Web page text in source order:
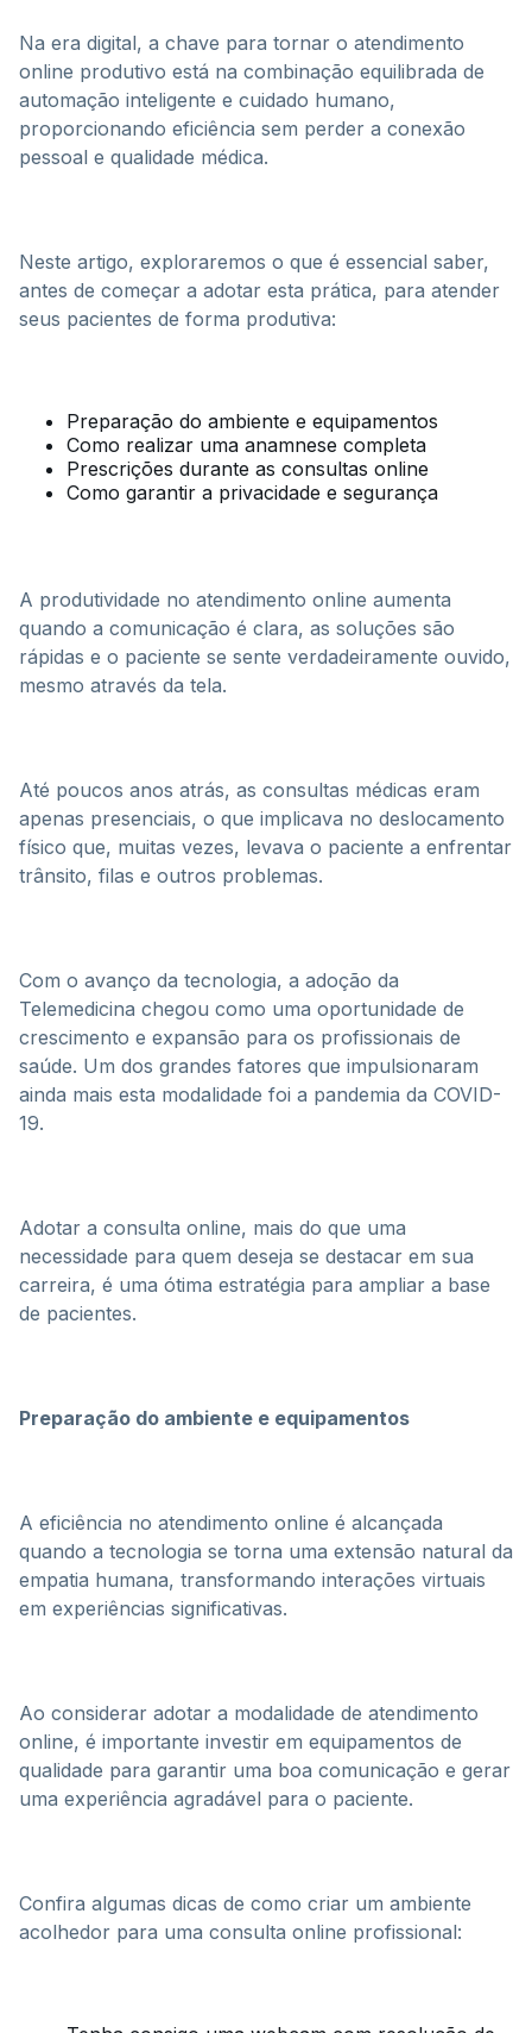
Na era digital, a chave para tornar o atendimento
online produtivo está na combinação equilibrada de
automação inteligente e cuidado humano,
proporcionando eficiência sem perder a conexão
pessoal e qualidade médica.
Neste artigo, exploraremos o que é essencial saber,
antes de começar a adotar esta prática, para atender
seus pacientes de forma produtiva:
Preparação do ambiente e equipamentos
Como realizar uma anamnese completa
Prescrições durante as consultas online
Como garantir a privacidade e segurança
A produtividade no atendimento online aumenta
quando a comunicação é clara, as soluções são
rápidas e o paciente se sente verdadeiramente ouvido,
mesmo através da tela.
Até poucos anos atrás, as consultas médicas eram
apenas presenciais, o que implicava no deslocamento
físico que, muitas vezes, levava o paciente a enfrentar
trânsito, filas e outros problemas.
Com o avanço da tecnologia, a adoção da
Telemedicina chegou como uma oportunidade de
crescimento e expansão para os profissionais de
saúde. Um dos grandes fatores que impulsionaram
ainda mais esta modalidade foi a pandemia da COVID-
19.
Adotar a consulta online, mais do que uma
necessidade para quem deseja se destacar em sua
carreira, é uma ótima estratégia para ampliar a base
de pacientes.
Preparação do ambiente e equipamentos
A eficiência no atendimento online é alcançada
quando a tecnologia se torna uma extensão natural da
empatia humana, transformando interações virtuais
em experiências significativas.
Ao considerar adotar a modalidade de atendimento
online, é importante investir em equipamentos de
qualidade para garantir uma boa comunicação e gerar
uma experiência agradável para o paciente.
Confira algumas dicas de como criar um ambiente
acolhedor para uma consulta online profissional: